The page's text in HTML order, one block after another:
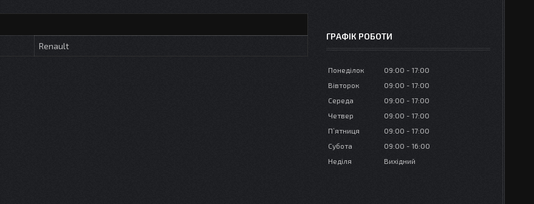
Renault
ГРАФІК РОБОТИ
Понеділок 09:00
17:00
Вівторок
09:00
17:00
Середа
09:00
17:00
Четвер
09:00
17:00
Пʼятниця
09:00
17:00
Субота
09:00
16:00
Неділя
Вихідний